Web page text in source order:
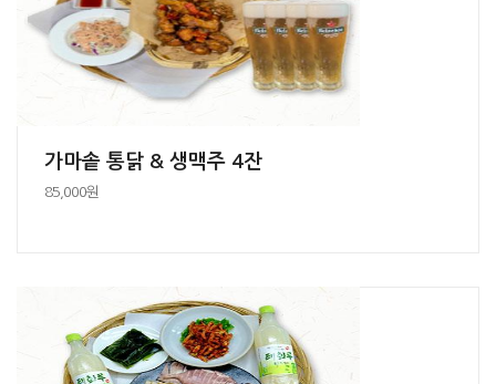
가마솥 통닭 & 생맥주 4잔
85,000원